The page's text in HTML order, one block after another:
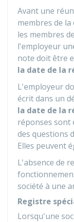
Avant une
membres de la
les membres
l'employeur
note doit être
la date de la
L'employeur
écrit dans un
la date de la
réponses sont
des questions
Elles peuvent
L'absence de
société à une
Registre
Lorsqu'une